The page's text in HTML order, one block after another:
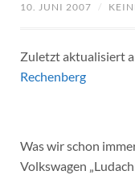
10. JUNI 2007 /
Zuletzt aktualisiert
Rechenberg
Was wir schon
Volkswagen